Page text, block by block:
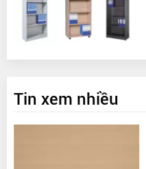
Tin xem nhiều